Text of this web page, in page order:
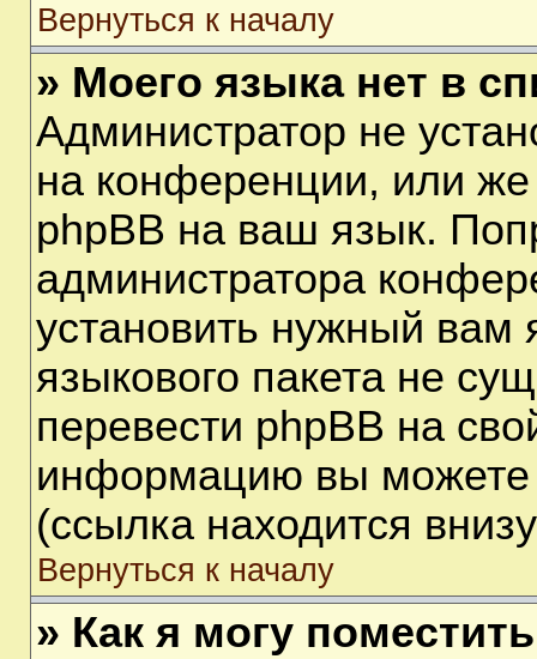
Вернуться к началу
» Моего языка нет в
Администратор не
на конференции, или же
phpBB на ваш язык.
администратора
установить нужный вам
языкового пакета не
перевести phpBB на
информацию вы можете
(ссылка находится
Вернуться к началу
» Как я могу